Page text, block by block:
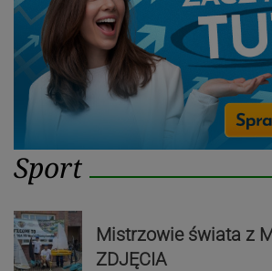
Sport
Mistrzowie świata z
ZDJĘCIA